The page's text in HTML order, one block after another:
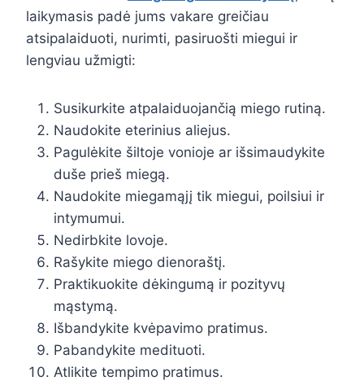
laikymasis padė jums vakare greičiau
atsipalaiduoti, nurimti, pasiruošti miegui ir
lengviau užmigti:
Susikurkite atpalaiduojančią miego rutiną.
Naudokite eterinius aliejus.
Pagulėkite šiltoje vonioje ar išsimaudykite
duše prieš miegą.
Naudokite miegamąjį tik miegui, poilsiui ir
intymumui.
Nedirbkite lovoje.
Rašykite miego dienoraštį.
Praktikuokite dėkingumą ir pozityvų
mąstymą.
Išbandykite kvėpavimo pratimus.
Pabandykite medituoti.
Atlikite tempimo pratimus.